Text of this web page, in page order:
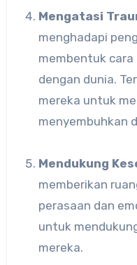
Mengatasi
menghadapi
membentuk
dengan dunia.
mereka untuk
menyembuhkan
Mendukung
memberikan
perasaan dan
untuk
mereka.